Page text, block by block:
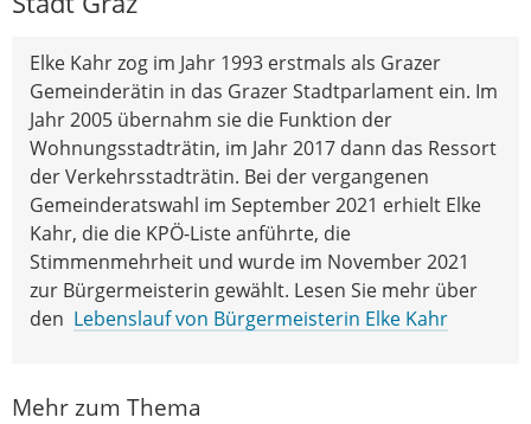
Elke Kahr zog im Jahr 1993 erstmals als Grazer
Gemeinderätin in das Grazer Stadtparlament ein. Im
Jahr 2005 übernahm sie die Funktion der
Wohnungsstadträtin, im Jahr 2017 dann das Ressort
der Verkehrsstadträtin. Bei der vergangenen
Gemeinderatswahl im September 2021 erhielt Elke
Kahr, die die KPÖ-Liste anführte, die
Stimmenmehrheit und wurde im November 2021
zur Bürgermeisterin gewählt. Lesen Sie mehr über
den Lebenslauf von Bürgermeisterin Elke Kahr
Mehr zum Thema